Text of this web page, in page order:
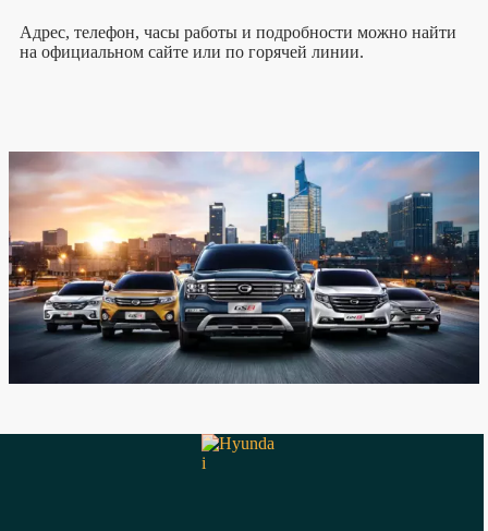
Адрес, телефон, часы работы и подробности можно найти
на официальном сайте или по горячей линии.